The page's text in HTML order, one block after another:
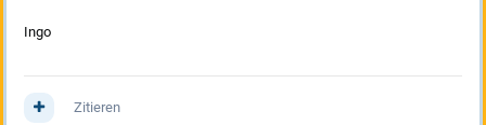
Ingo
Zitieren